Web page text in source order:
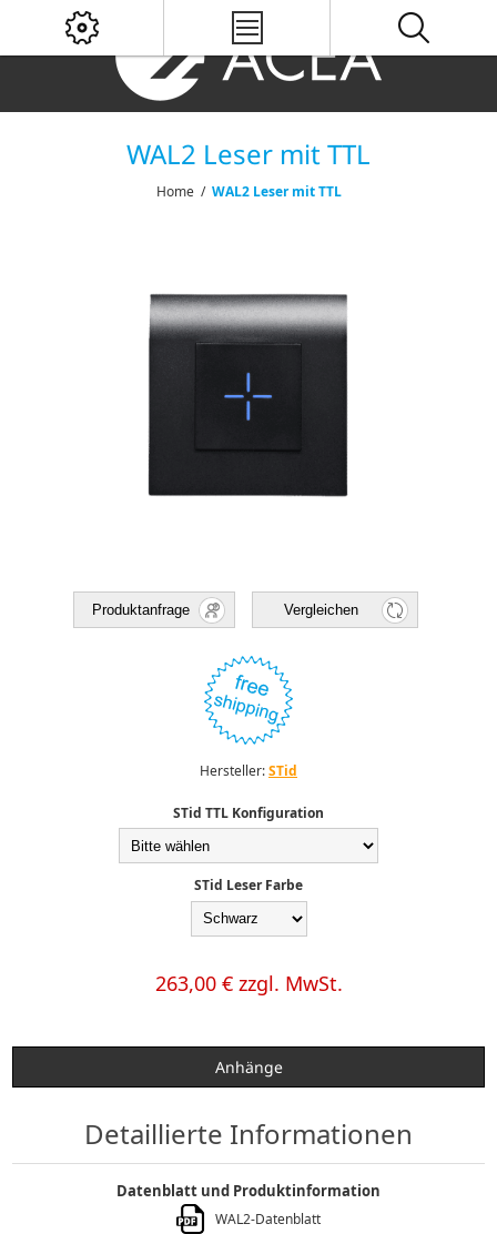
WAL2 Leser mit TTL
Home / WAL2 Leser mit TTL
Produktanfrage Vergleichen
Hersteller:STid
STid TTL Konfiguration
STid Leser Farbe
263,00 € zzgl. MwSt.
Anhänge
Detaillierte Informationen
Datenblatt und Produktinformation
WAL2-Datenblatt